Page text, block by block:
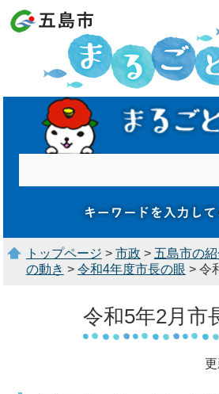
トップページ > 市政 > 五島市の
の動き > 令和4年度市長の眼 > 令
令和5年2月市